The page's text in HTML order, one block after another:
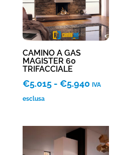
CAMINO A GAS
MAGISTER 60
TRIFACCIALE
€5.015 - €5.940Fascia
€5.015
IVA
esclusa